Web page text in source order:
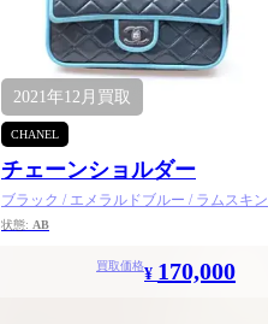
2021年12月 買取
CHANEL
チェーンショルダー
ブラック / エメラルドブルー / ラムスキン
状態: AB
買取価格¥ 170,000